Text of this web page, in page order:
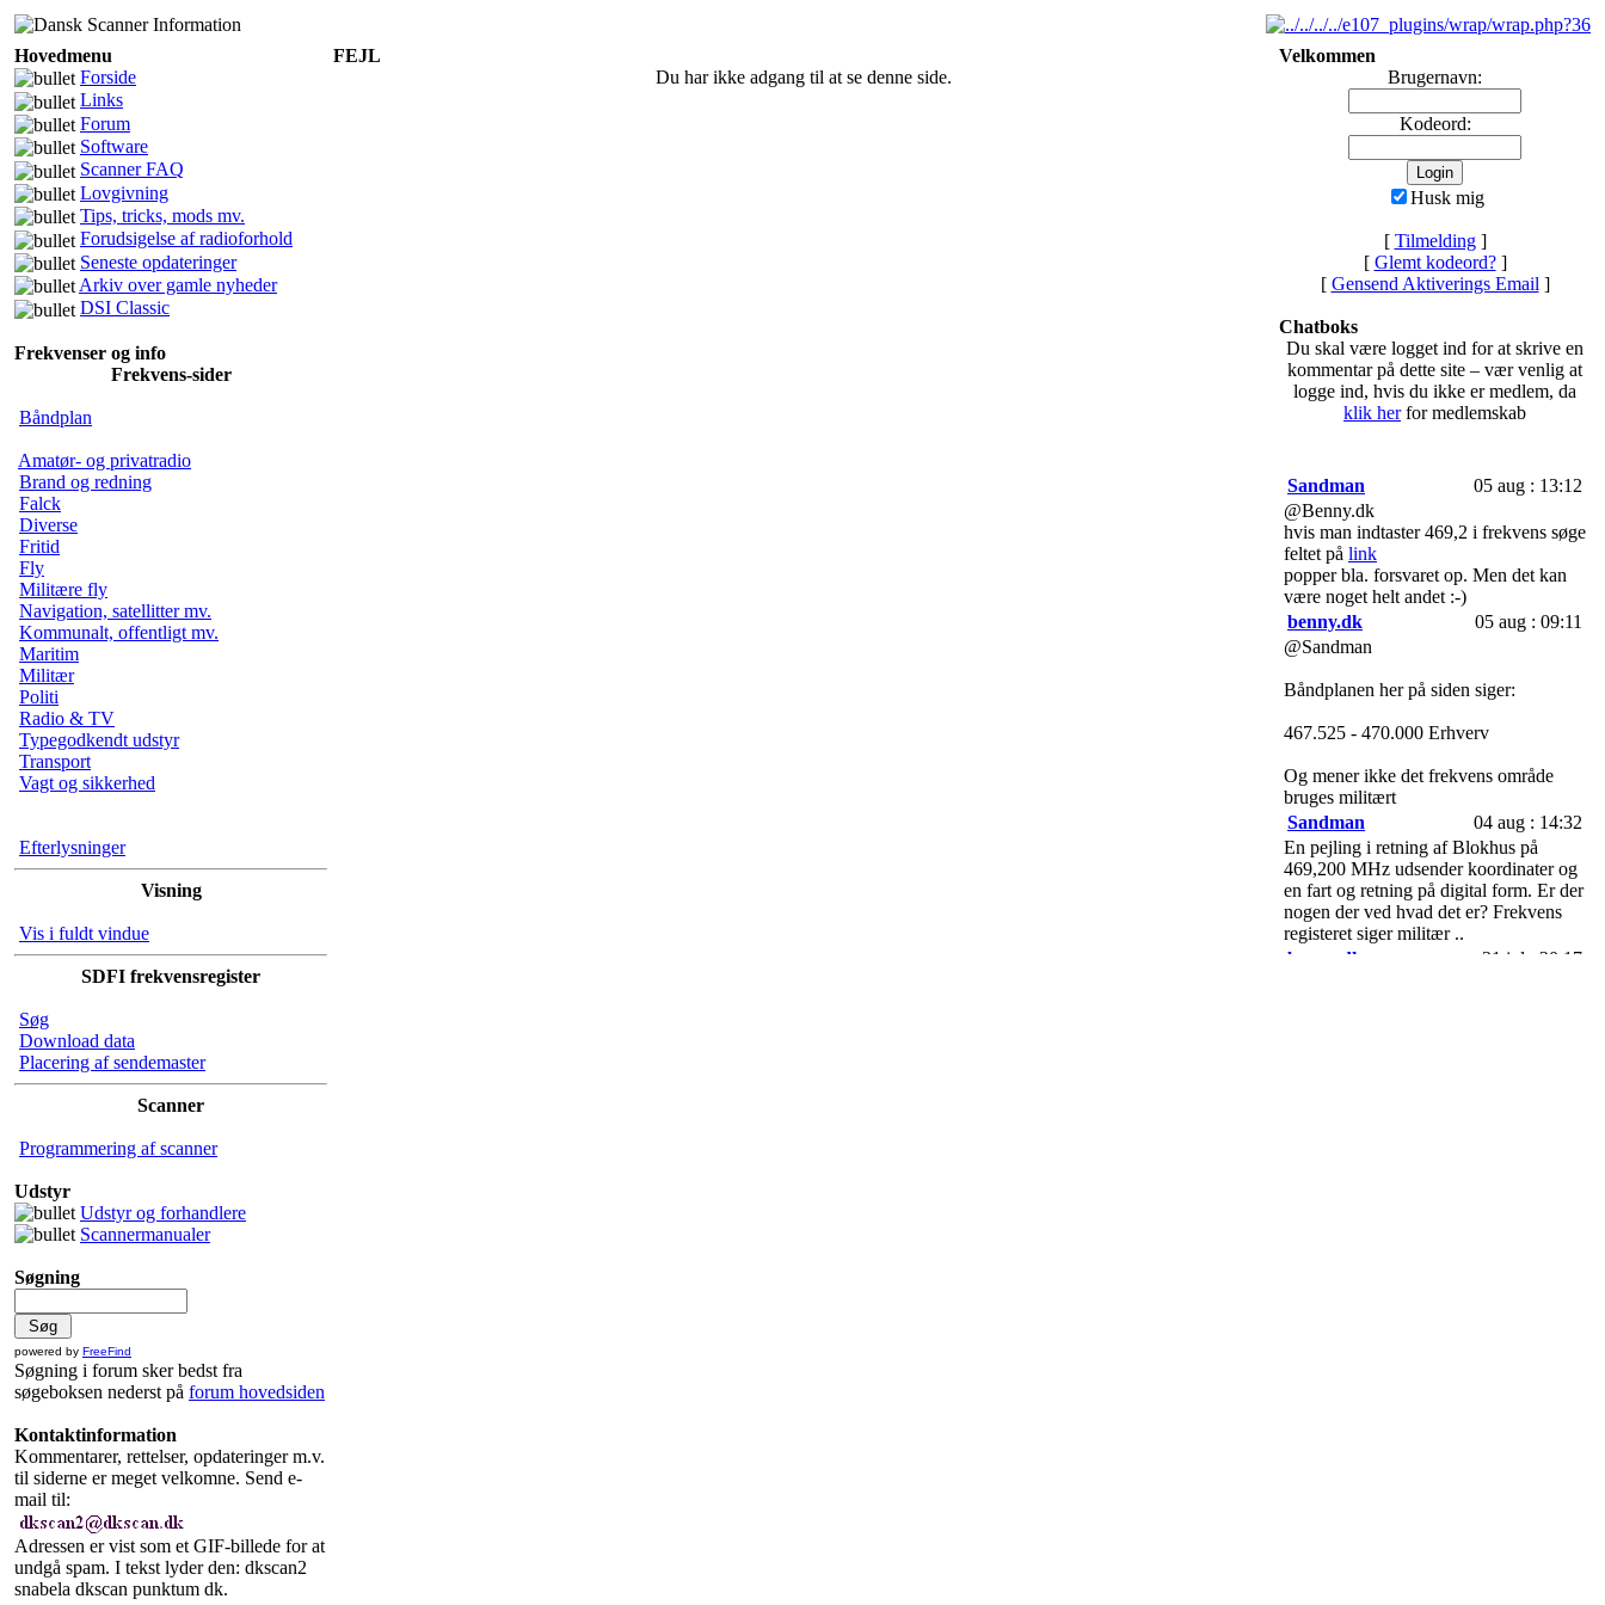
Hovedmenu
Forside
Links
Forum
Software
Scanner FAQ
Lovgivning
Tips, tricks, mods mv.
Forudsigelse af radioforhold
Seneste opdateringer
Arkiv over gamle nyheder
DSI Classic
Frekvenser og info
Frekvens-sider
Båndplan
Amatør- og privatradio
Brand og redning
Falck
Diverse
Fritid
Fly
Militære fly
Navigation, satellitter mv.
Kommunalt, offentligt mv.
Maritim
Militær
Politi
Radio & TV
Typegodkendt udstyr
Transport
Vagt og sikkerhed
Efterlysninger
Visning
Vis i fuldt vindue
SDFI frekvensregister
Søg
Download data
Placering af sendemaster
Scanner
Programmering af scanner
Udstyr
Udstyr og forhandlere
Scannermanualer
Søgning
powered by FreeFind
Søgning i forum sker bedst fra
søgeboksen nederst på forum hovedsiden
Kontaktinformation
Kommentarer, rettelser, opdateringer m.v.
til siderne er meget velkomne. Send e-
mail til:
Adressen er vist som et GIF-billede for at
undgå spam. I tekst lyder den: dkscan2
snabela dkscan punktum dk.
FEJL
Du har ikke adgang til at se denne side.
Velkommen
Brugernavn:
Kodeord:
Husk mig
[ Tilmelding]
[ Glemt kodeord?]
[ Gensend Aktiverings Email ]
Chatboks
Du skal være logget ind for at skrive en
kommentar på dette site – vær venlig at
logge ind, hvis du ikke er medlem, da
klik herfor medlemskab
Sandman
05 aug : 13:12
@Benny.dk
hvis man indtaster 469,2 i frekvens søge
feltet på link
popper bla. forsvaret op. Men det kan
være noget helt andet :-)
benny.dk
05 aug : 09:11
@Sandman
Båndplanen her på siden siger:
467.525 - 470.000 Erhverv
Og mener ikke det frekvens område
bruges militært
Sandman
04 aug : 14:32
En pejling i retning af Blokhus på
469,200 MHz udsender koordinater og
en fart og retning på digital form. Er der
nogen der ved hvad det er? Frekvens
registeret siger militær ..
benny.dk
31 jul : 20:17